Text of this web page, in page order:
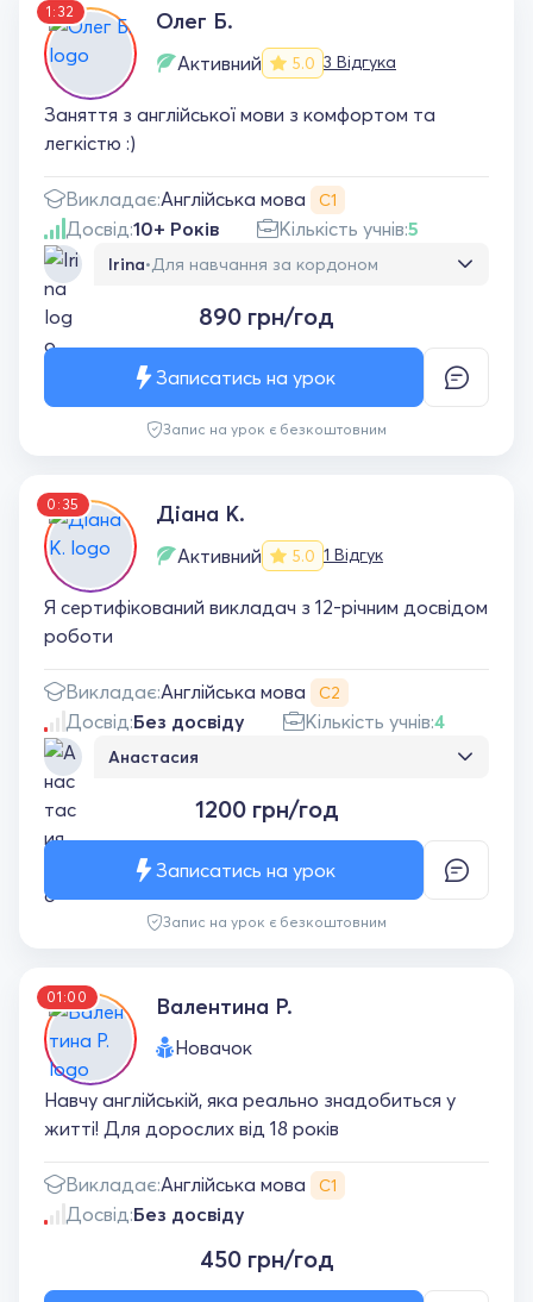
1:32 Олег Б.
Активний 5.0 3 Відгука
Заняття з англійської мови з комфортом та
легкістю :)
Викладає:Англійська мова С1
Досвід:10+ Років Кількість учнів:5
Irina•Для навчання за кордоном
Уроки з ним завжди продуктивні та цікаві.
учня. Використовує сучасну методику та
захоплюючі матеріали, що дають стимул
для вивчення мови. Однозначно
рекомендую !!!
890 грн/год
Запис на урок є безкоштовним
Записатись на урок
0:35 Діана К.
Активний 5.0 1 Відгук
Я сертифікований викладач з 12-річним досвідом
роботи
Викладає:Англійська мова С2
Досвід:Без досвіду Кількість учнів:4
Анастасия
пояснюється зрозуміло і доступно, а на
Дякую за професіоналізм, терпіння та цікаві
уроки.
1200 грн/год
Запис на урок є безкоштовним
Записатись на урок
01:00 Валентина Р.
Новачок
Навчу англійській, яка реально знадобиться у
житті! Для дорослих від 18 років
Викладає:Англійська мова С1
Досвід:Без досвіду
450 грн/год